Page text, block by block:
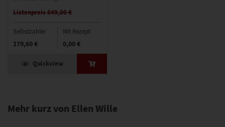
Listenpreis 849,00 €
Selbstzahler
179,60 €
Mit Rezept
0,00 €
Quickview
Mehr kurz von Ellen Wille